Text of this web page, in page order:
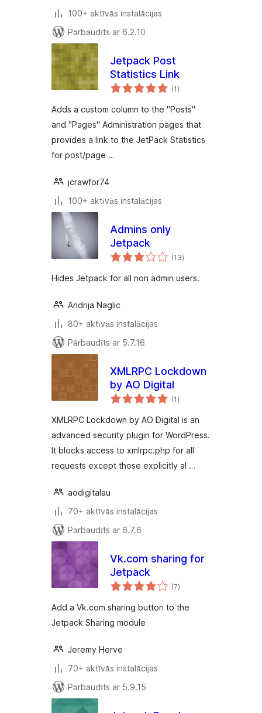
100+ aktīvās instalācijas
Pārbaudīts ar 6.2.10
Jetpack Post
Statistics Link
(1vērtējumu
kopsumma
)
Adds a custom column to the "Posts"
and "Pages" Administration pages that
provides a link to the JetPack Statistics
for post/page …
jcrawfor74
100+ aktīvās instalācijas
Admins only
Jetpack
(13vērtējumu
kopsumma
)
Hides Jetpack for all non admin users.
Andrija Naglic
80+ aktīvās instalācijas
Pārbaudīts ar 5.7.16
XMLRPC Lockdown
by AO Digital
(1vērtējumu
kopsumma
)
XMLRPC Lockdown by AO Digital is an
advanced security plugin for WordPress.
It blocks access to xmlrpc.php for all
requests except those explicitly al …
aodigitalau
70+ aktīvās instalācijas
Pārbaudīts ar 6.7.6
Vk.com sharing for
Jetpack
(7vērtējumu
kopsumma
)
Add a Vk.com sharing button to the
Jetpack Sharing module
Jeremy Herve
70+ aktīvās instalācijas
Pārbaudīts ar 5.9.15